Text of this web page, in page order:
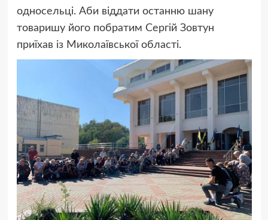
односельці. Аби віддати останню шану
товаришу його побратим Сергій Зовтун
приїхав із Миколаївської області.